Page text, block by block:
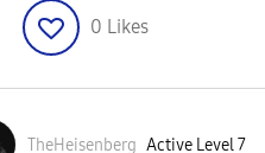
0 Likes
TheHeisenberg Active Level 7